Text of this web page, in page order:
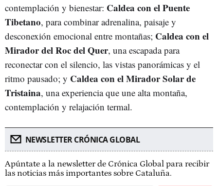
contemplación y bienestar: Caldea con el Puente
Tibetano, para combinar adrenalina, paisaje y
desconexión emocional entre montañas; Caldea con el
Mirador del Roc del Quer, una escapada para
reconectar con el silencio, las vistas panorámicas y el
ritmo pausado; y Caldea con el Mirador Solar de
Tristaina, una experiencia que une alta montaña,
contemplación y relajación termal.
NEWSLETTER CRÓNICA GLOBAL
Apúntate a la newsletter de Crónica Global para recibir
las noticias más importantes sobre Cataluña.